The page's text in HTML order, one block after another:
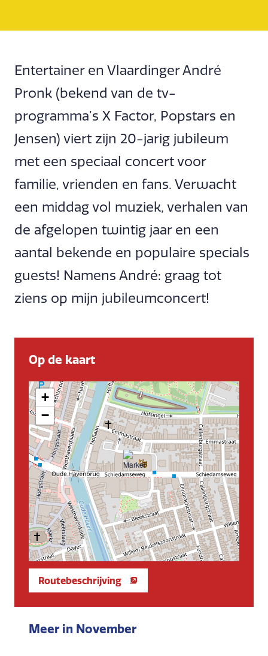
Entertainer en Vlaardinger André
Pronk (bekend van de tv-
programma’s X Factor, Popstars en
Jensen) viert zijn 20-jarig jubileum
met een speciaal concert voor
familie, vrienden en fans. Verwacht
een middag vol muziek, verhalen van
de afgelopen twintig jaar en een
aantal bekende en populaire specials
guests! Namens André: graag tot
ziens op mijn jubileumconcert!
Op de kaart
+
−
Routebeschrijving
Meer in November